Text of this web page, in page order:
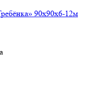
90х90х6-12м